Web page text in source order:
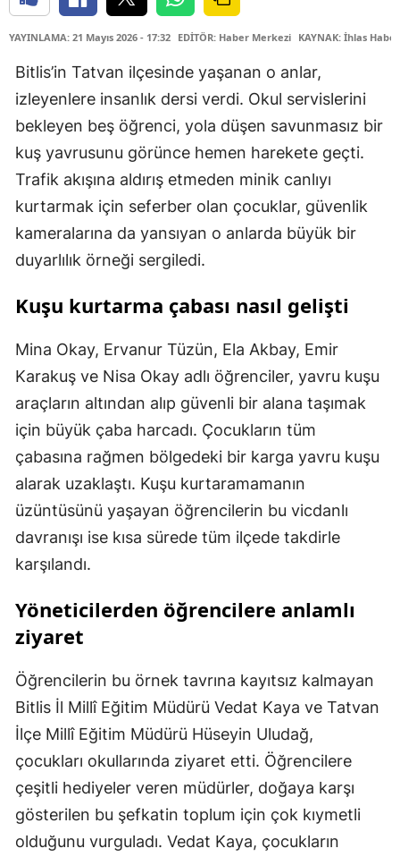
YAYINLAMA: 21 Mayıs 2026 - 17:32 EDİTÖR: Haber Merkezi KAYNAK: İhlas
Bitlis’in Tatvan ilçesinde yaşanan o anlar,
izleyenlere insanlık dersi verdi. Okul servislerini
bekleyen beş öğrenci, yola düşen savunmasız bir
kuş yavrusunu görünce hemen harekete geçti.
Trafik akışına aldırış etmeden minik canlıyı
kurtarmak için seferber olan çocuklar, güvenlik
kameralarına da yansıyan o anlarda büyük bir
duyarlılık örneği sergiledi.
Kuşu kurtarma çabası nasıl gelişti
Mina Okay, Ervanur Tüzün, Ela Akbay, Emir
Karakuş ve Nisa Okay adlı öğrenciler, yavru kuşu
araçların altından alıp güvenli bir alana taşımak
için büyük çaba harcadı. Çocukların tüm
çabasına rağmen bölgedeki bir karga yavru kuşu
alarak uzaklaştı. Kuşu kurtaramamanın
üzüntüsünü yaşayan öğrencilerin bu vicdanlı
davranışı ise kısa sürede tüm ilçede takdirle
karşılandı.
Yöneticilerden öğrencilere anlamlı
ziyaret
Öğrencilerin bu örnek tavrına kayıtsız kalmayan
Bitlis İl Millî Eğitim Müdürü Vedat Kaya ve Tatvan
İlçe Millî Eğitim Müdürü Hüseyin Uludağ,
çocukları okullarında ziyaret etti. Öğrencilere
çeşitli hediyeler veren müdürler, doğaya karşı
gösterilen bu şefkatin toplum için çok kıymetli
olduğunu vurguladı. Vedat Kaya, çocukların